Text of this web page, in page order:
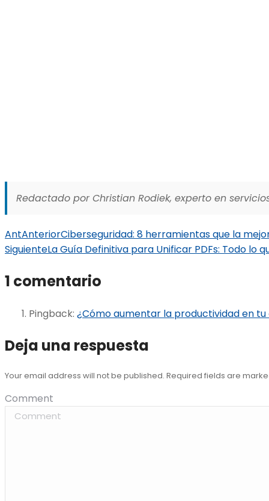
Redactado por Christian Rodiek, experto en
AntAnteriorCiberseguridad: 8 herramientas que la
SiguienteLa Guía Definitiva para Unificar PDFs: Todo lo
1 comentario
Pingback: ¿Cómo aumentar la productividad en
Deja una respuesta
Your email address will not be published. Required fields are
Comment